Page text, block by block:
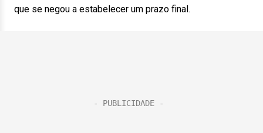
que se negou a estabelecer um prazo final.